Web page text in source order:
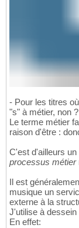
- Pour les titres
"s" à métier, non ?
Le terme métier
raison d'être :
C'est d'ailleurs
processus métier
Il est
musique un
externe à la
J'utilise à
En effet: